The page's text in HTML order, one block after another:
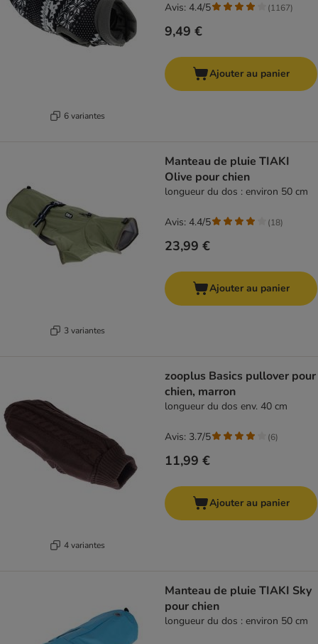
6 variantes
9,49 €
Avis: 4.4/5 (1167)
Ajouter au panier
3 variantes
Manteau de pluie TIAKI
Olive pour chien
longueur du dos : environ 50 cm
23,99 €
Avis: 4.4/5 (18)
Ajouter au panier
4 variantes
zooplus Basics pullover pour
chien, marron
longueur du dos env. 40 cm
11,99 €
Avis: 3.7/5 (6)
Ajouter au panier
Manteau de pluie TIAKI Sky
pour chien
longueur du dos : environ 50 cm